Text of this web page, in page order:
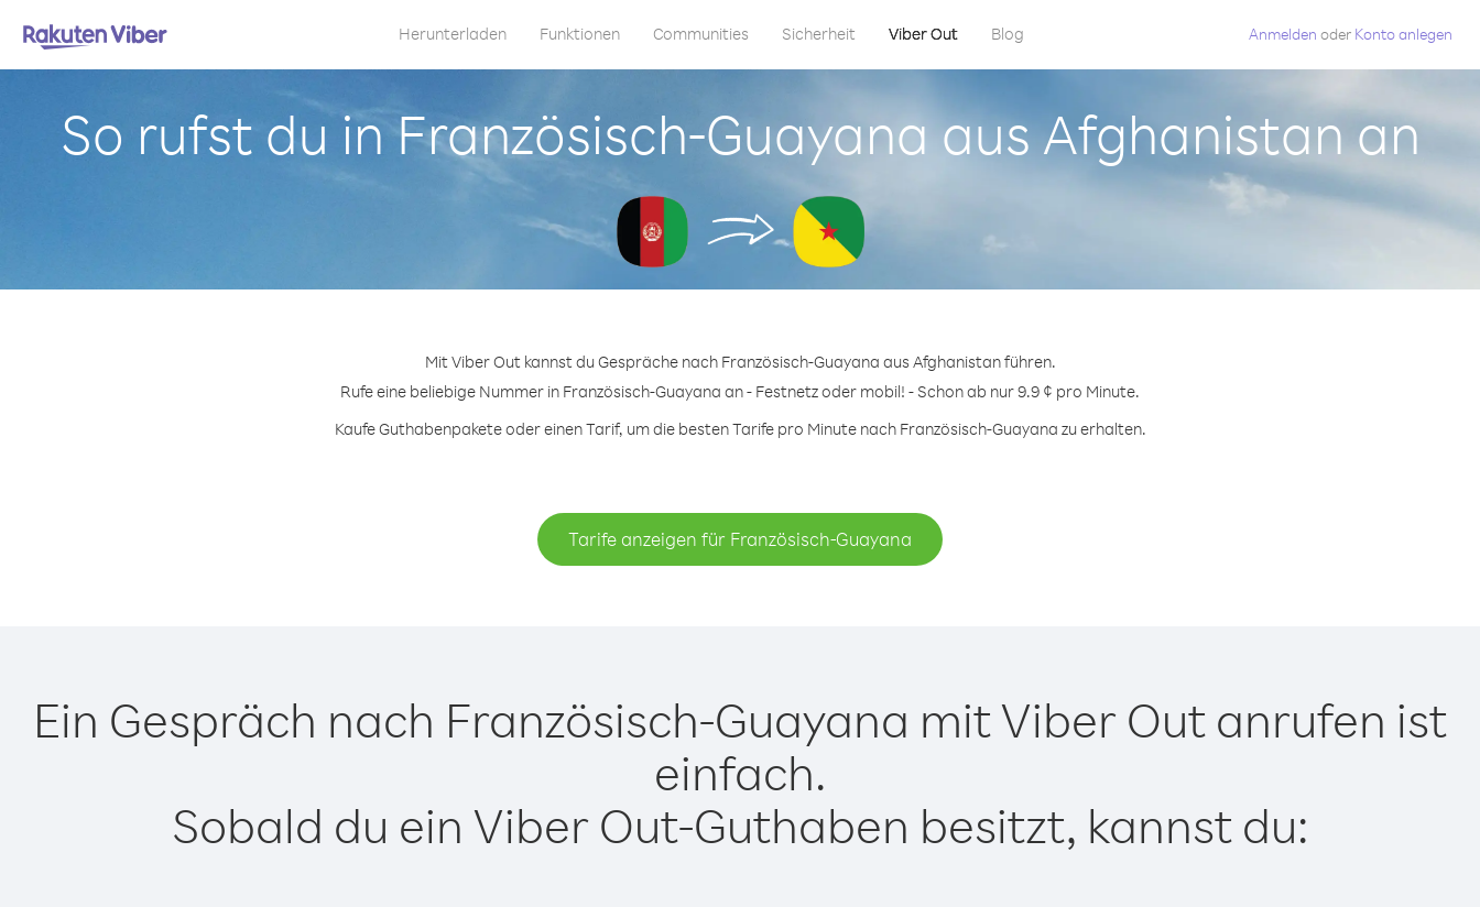
Herunterladen Funktionen Communities Sicherheit Viber Out Blog Anmelden oder Konto anlegen
So rufst du in Französisch-Guayana aus Afghanistan an
Mit Viber Out kannst du Gespräche nach Französisch-Guayana aus Afghanistan führen.
Rufe eine beliebige Nummer in Französisch-Guayana an - Festnetz oder mobil! - Schon ab nur 9.9 ¢ pro Minute.
Kaufe Guthabenpakete oder einen Tarif, um die besten Tarife pro Minute nach Französisch-Guayana zu erhalten.
Tarife anzeigen für Französisch-Guayana
Ein Gespräch nach Französisch-Guayana mit Viber Out anrufen ist
einfach.
Sobald du ein Viber Out-Guthaben besitzt, kannst du: